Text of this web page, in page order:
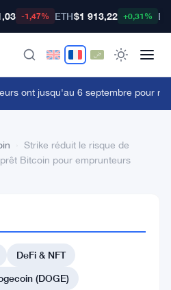
-1,47% ETH$1 913,22 +0,31%
ont jusqu'au 6 septembre pour
Strike réduit le risque de
Bitcoin pour emprunteurs
DeFi & NFT
(DOGE)